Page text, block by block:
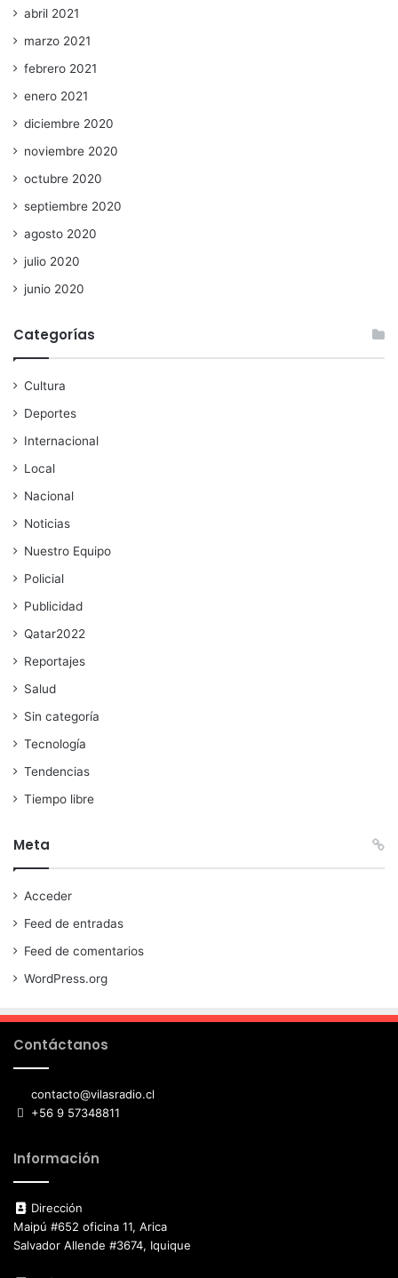
abril 2021
marzo 2021
febrero 2021
enero 2021
diciembre 2020
noviembre 2020
octubre 2020
septiembre 2020
agosto 2020
julio 2020
junio 2020
Categorías
Cultura
Deportes
Internacional
Local
Nacional
Noticias
Nuestro Equipo
Policial
Publicidad
Qatar2022
Reportajes
Salud
Sin categoría
Tecnología
Tendencias
Tiempo libre
Meta
Acceder
Feed de entradas
Feed de comentarios
WordPress.org
Contáctanos
contacto@vilasradio.cl
+56 9 57348811
Información
Dirección
Maipú #652 oficina 11, Arica
Salvador Allende #3674, Iquique